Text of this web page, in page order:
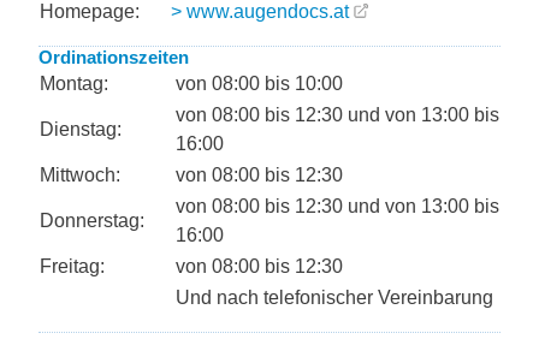
Homepage:
> www.augendocs.at
Ordinationszeiten
Montag:
von 08:00 bis 10:00
Dienstag:
von 08:00 bis 12:30 und von 13:00 bis
16:00
Mittwoch:
von 08:00 bis 12:30
Donnerstag:
von 08:00 bis 12:30 und von 13:00 bis
16:00
Freitag:
von 08:00 bis 12:30
Und nach telefonischer Vereinbarung